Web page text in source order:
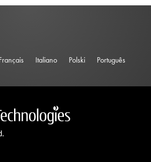
Italiano Polski Português